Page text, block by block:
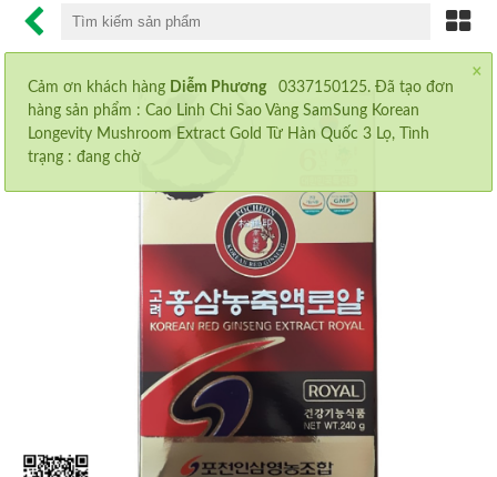
CHỐNG NẮNG
NƯỚC UỐNG COLLAGEN
VIÊN UỐNG GIẢM CÂN
AN CUNG NGƯU HOÀNG
MỌC MÀY
×
Cảm ơn khách hàng Diễm Phương
0337150125. Đã tạo đơn
hàng sản phẩm :Cao Linh Chi Sao Vàng SamSung Korean
Longevity Mushroom Extract Gold Từ Hàn Quốc 3 Lọ, Tình
trạng : đang chờ